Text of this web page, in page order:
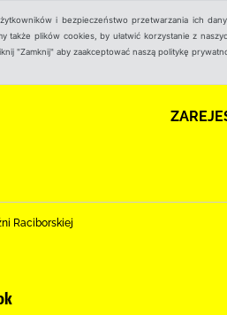
i bezpieczeństwo przetwarzania ich
także plików cookies, by ułatwić korzystanie z
"Zamknij" aby zaakceptować naszą politykę
Raciborskiej